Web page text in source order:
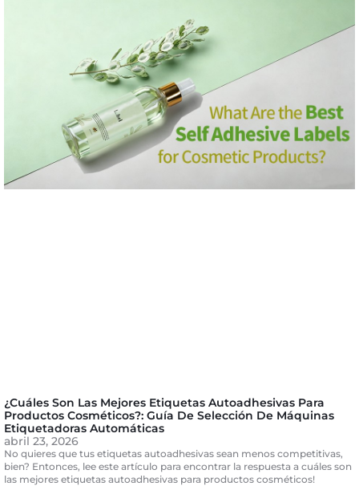
¿Cuáles Son Las Mejores Etiquetas Autoadhesivas Para
Productos Cosméticos?: Guía De Selección De Máquinas
Etiquetadoras Automáticas
abril 23, 2026
No quieres que tus etiquetas autoadhesivas sean menos competitivas,
bien? Entonces, lee este artículo para encontrar la respuesta a cuáles son
las mejores etiquetas autoadhesivas para productos cosméticos!